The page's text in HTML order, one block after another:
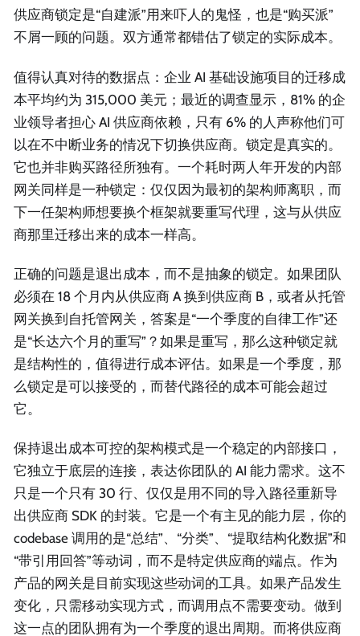
供应商锁定是“自建派”用来吓人的鬼怪，也是“购买派”
不屑一顾的问题。双方通常都错估了锁定的实际成本。
值得认真对待的数据点：企业 AI 基础设施项目的迁移成
本平均约为 315,000 美元；最近的调查显示，81% 的企
业领导者担心 AI 供应商依赖，只有 6% 的人声称他们可
以在不中断业务的情况下切换供应商。锁定是真实的。
它也并非购买路径所独有。一个耗时两人年开发的内部
网关同样是一种锁定：仅仅因为最初的架构师离职，而
下一任架构师想要换个框架就要重写代理，这与从供应
商那里迁移出来的成本一样高。
正确的问题是退出成本，而不是抽象的锁定。如果团队
必须在 18 个月内从供应商 A 换到供应商 B，或者从托管
网关换到自托管网关，答案是“一个季度的自律工作”还
是“长达六个月的重写”？如果是重写，那么这种锁定就
是结构性的，值得进行成本评估。如果是一个季度，那
么锁定是可以接受的，而替代路径的成本可能会超过
它。
保持退出成本可控的架构模式是一个稳定的内部接口，
它独立于底层的连接，表达你团队的 AI 能力需求。这不
只是一个只有 30 行、仅仅是用不同的导入路径重新导
出供应商 SDK 的封装。它是一个有主见的能力层，你的
codebase 调用的是“总结”、“分类”、“提取结构化数据”和
“带引用回答”等动词，而不是特定供应商的端点。作为
产品的网关是目前实现这些动词的工具。如果产品发生
变化，只需移动实现方式，而调用点不需要变动。做到
这一点的团队拥有为一个季度的退出周期。而将供应商